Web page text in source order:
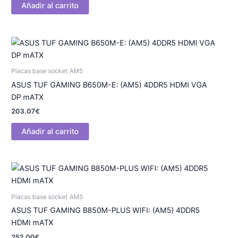
Añadir al carrito
Placas base socket AM5
ASUS TUF GAMING B650M-E: (AM5) 4DDR5 HDMI VGA
DP mATX
203.07€
Añadir al carrito
Placas base socket AM5
ASUS TUF GAMING B850M-PLUS WIFI: (AM5) 4DDR5
HDMI mATX